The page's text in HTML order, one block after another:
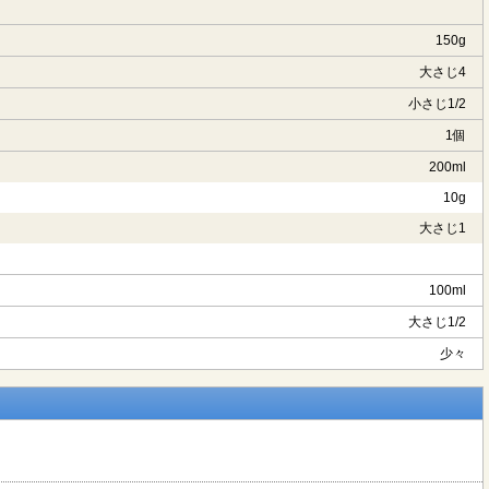
150g
大さじ4
小さじ1/2
1個
200ml
10g
大さじ1
100ml
大さじ1/2
少々